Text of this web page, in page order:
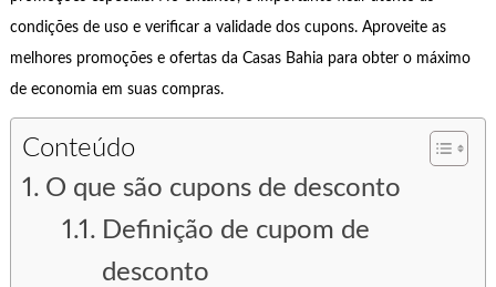
condições de uso e verificar a validade dos cupons. Aproveite as
melhores promoções e ofertas da Casas Bahia para obter o máximo
de economia em suas compras.
Conteúdo
O que são cupons de desconto
Definição de cupom de
desconto